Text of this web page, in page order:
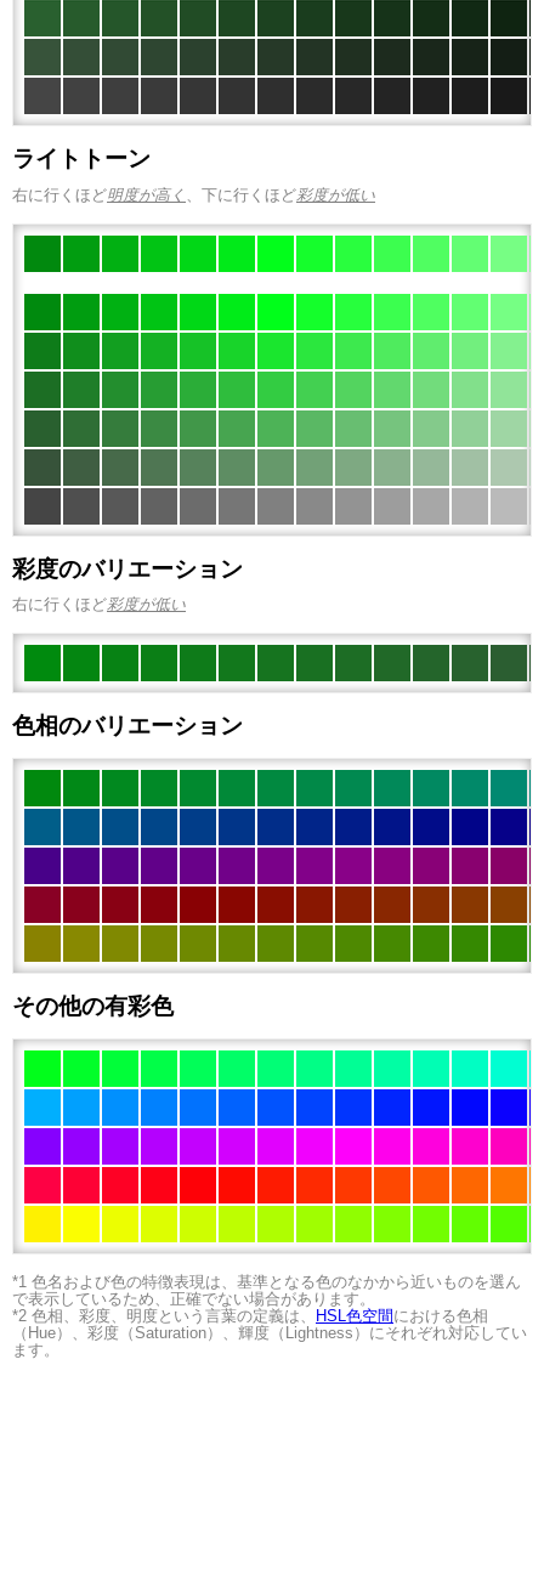
ライトトーン
右に行くほど明度が高く 、下に行くほど彩度が低い
彩度のバリエーション
右に行くほど彩度が低い
色相のバリエーション
その他の有彩色
*1 色名および色の特徴表現は、基準となる色のなかから近いものを選ん
で表示しているため、正確でない場合があります。
*2 色相、彩度、明度という言葉の定義は、
HSL色空間 における色相
（Hue）、彩度（Saturation）、輝度（Lightness）にそれぞれ対応してい
ます。